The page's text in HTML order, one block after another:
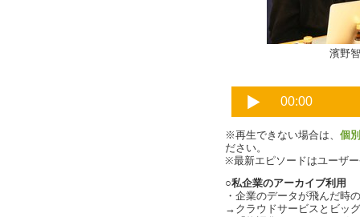
濱野智史さ
※再生できない場合は、 個
ださい。
※最新エピソードはユーザ
○私企業のアーカイブ利用
・企業のデータが飛んだ時
→クラウドサービスとビッ